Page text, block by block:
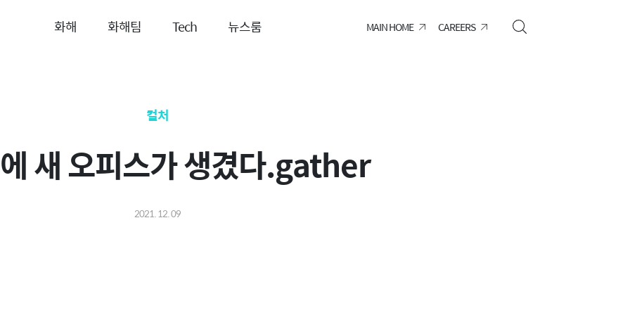
화해 화해팀 Tech 뉴스룸 MAIN HOME CAREERS
컬처
새 오피스가 생겼다.gather
2021. 12. 09